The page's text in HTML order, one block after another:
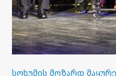
სოხუმის მოზარდ